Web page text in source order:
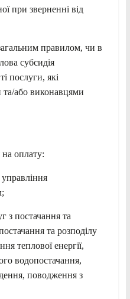
при зверненні від
правилом, чи в
субсидія
послуги, які
та/або виконавцями
на оплату:
з постачання та
та розподілу
теплової енергії,
водопостачання,
поводження з